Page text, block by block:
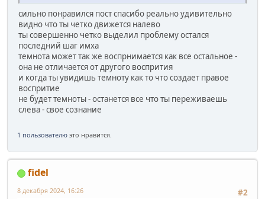
сильно понравился пост спасибо реально удивительно
видно что ты четко движется налево
ты совершенно четко выделил проблему остался
последний шаг имха
темнота может так же воспрнимается как все остальное -
она не отличается от другого воспрития
и когда ты увидишь темноту как то что создает правое
воспритие
не будет темноты - останется все что ты переживаешь
слева - свое сознание
1 пользователю это нравится.
fidel
#2
8 декабря 2024, 16:26